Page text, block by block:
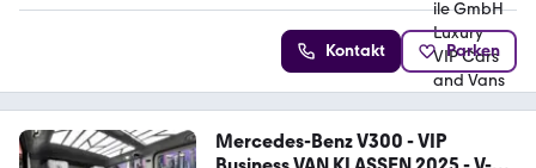
Kontakt Parken
Mercedes-Benz V300 - VIP